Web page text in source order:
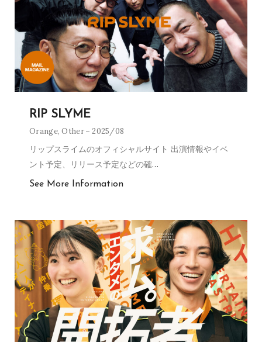
RIP SLYME
Orange,Other 2025/08
リップスライムのオフィシャルサイト 出演情報やイベ
ント予定、リリース予定などの確…
See More Information